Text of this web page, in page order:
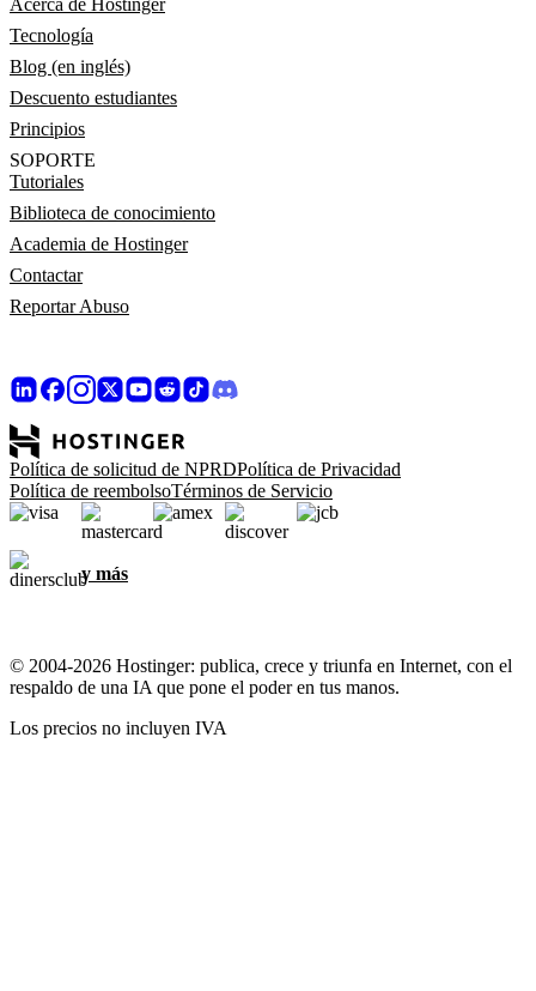
Acerca de Hostinger
Tecnología
Blog (en inglés)
Descuento estudiantes
Principios
SOPORTE
Tutoriales
Biblioteca de conocimiento
Academia de Hostinger
Contactar
Reportar Abuso
Política de solicitud de NPRDPolítica de Privacidad
Política de reembolsoTérminos de Servicio
y más
© 2004-2026 Hostinger: publica, crece y triunfa en Internet, con el
respaldo de una IA que pone el poder en tus manos.
Los precios no incluyen IVA